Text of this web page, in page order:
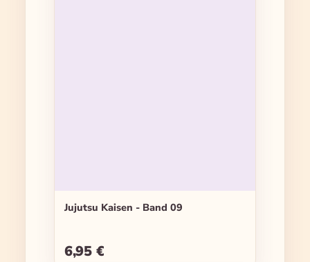
Jujutsu Kaisen - Band 09
Regulärer Preis:
6,95 €